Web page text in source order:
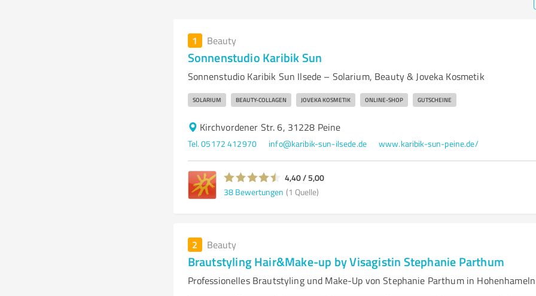
1 Beauty
Sonnenstudio Karibik Sun
Sonnenstudio Karibik Sun Ilsede – Solarium, Beauty & Joveka Kosmetik
SOLARIUM BEAUTY-COLLAGEN JOVEKA KOSMETIK ONLINE-SHOP GUTSCHEINE
Kirchvordener Str. 6, 31228 Peine
Tel. 05172 412970 info@karibik-sun-ilsede.de www.karibik-sun-peine.de/
4,40 / 5,00
38 Bewertungen (1 Quelle)
2 Beauty
Brautstyling Hair&Make-up by Visagistin Stephanie Parthum
Professionelles Brautstyling und Make-Up von Stephanie Parthum in Hohenhameln